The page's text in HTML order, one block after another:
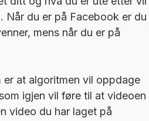
Når du er på Facebook er du
mens når du er på
er at algoritmen vil oppdage
igjen vil føre til at videoen
video du har laget på